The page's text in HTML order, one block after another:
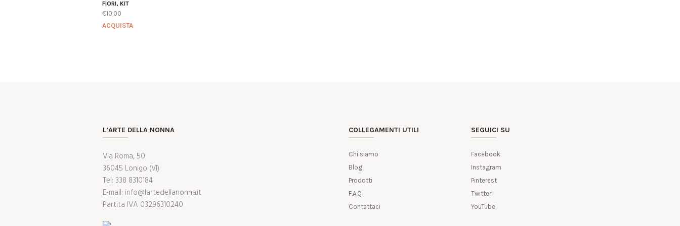
FIORI, KIT
€10,00
ACQUISTA
L’ARTE DELLA NONNA
Via Roma, 50
36045 Lonigo (VI)
Tel: 338 8310184
E-mail: info@lartedellanonna.it
Partita IVA 03296310240
COLLEGAMENTI UTILI
Chi siamo
Blog
Prodotti
F.A.Q
Contattaci
SEGUICI SU
Facebook
Instagram
Pinterest
Twitter
YouTube